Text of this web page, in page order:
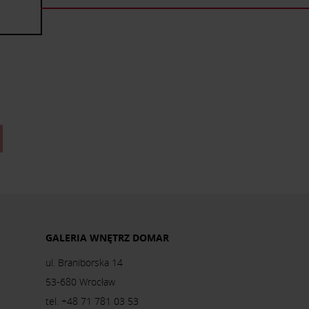
GALERIA WNĘTRZ DOMAR
ul. Braniborska 14
53-680 Wrocław
tel. +48 71 781 03 53